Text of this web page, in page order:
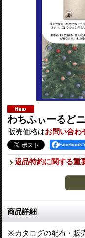
わちふぃーるど
販売価格はお問い合わ
Facebook
返品特約に関する重
商品詳細
※カタログの配布・販